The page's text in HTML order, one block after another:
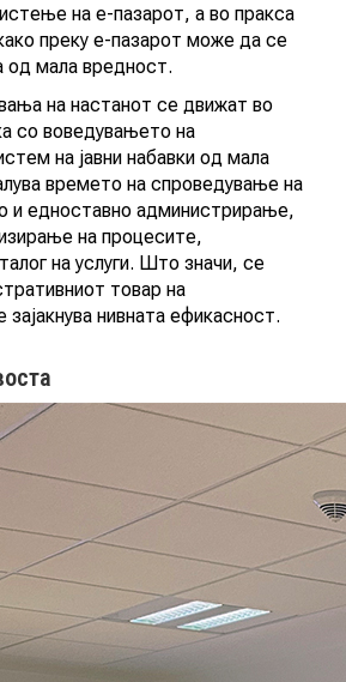
на е-пазарот, а во пракса
преку е-пазарот може да се
од мала вредност.
на настанот се движат во
со воведувањето на
на јавни набавки од мала
времето на спроведување на
и едноставно администрирање,
на процесите,
на услуги. Што значи, се
товар на
зајакнува нивната ефикасност.